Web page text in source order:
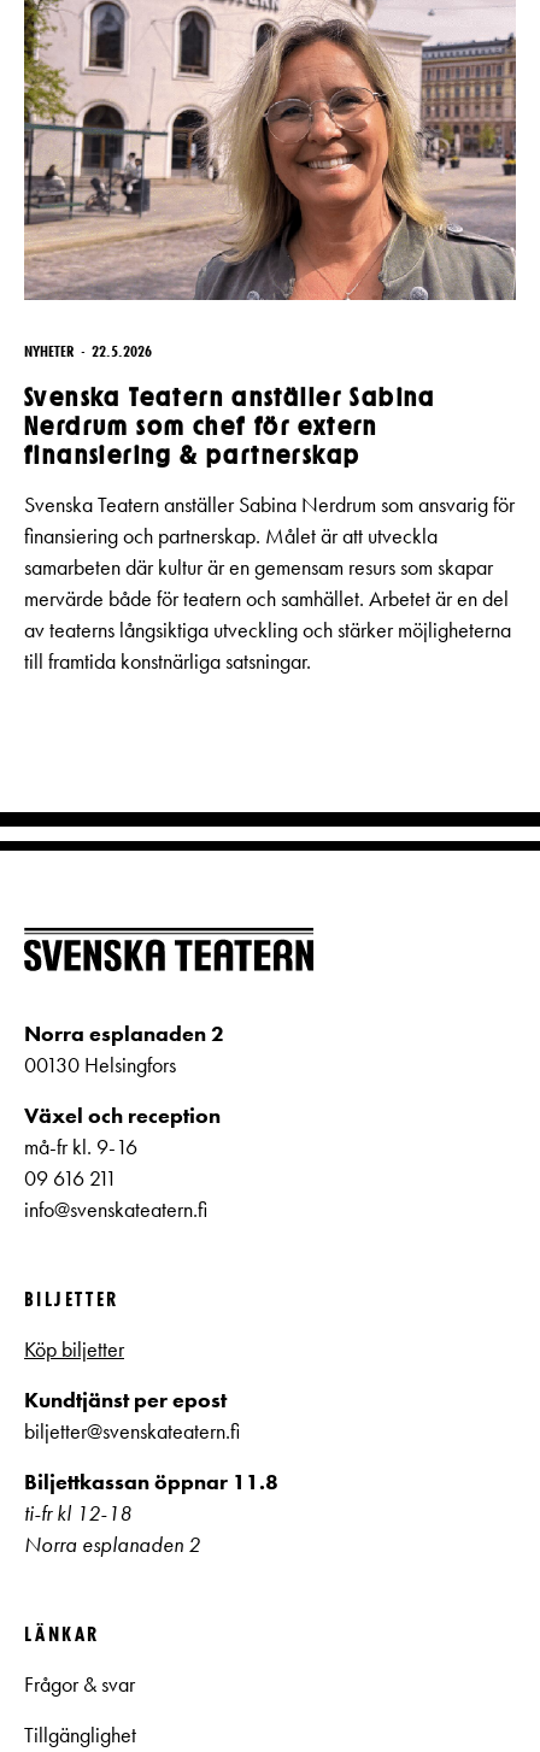
NYHETER 22.5.2026
Svenska Teatern anställer Sabina
Nerdrum som chef för extern
finansiering & partnerskap
Svenska Teatern anställer Sabina Nerdrum som ansvarig för
finansiering och partnerskap. Målet är att utveckla
samarbeten där kultur är en gemensam resurs som skapar
mervärde både för teatern och samhället. Arbetet är en del
av teaterns långsiktiga utveckling och stärker möjligheterna
till framtida konstnärliga satsningar.
Norra esplanaden 2
00130 Helsingfors
Växel och reception
må-fr kl. 9-16
09 616 211
info@svenskateatern.fi
BILJETTER
Köp biljetter
Kundtjänst per epost
biljetter@svenskateatern.fi
Biljettkassan öppnar 11.8
ti-fr kl 12-18
Norra esplanaden 2
LÄNKAR
Frågor & svar
Tillgänglighet